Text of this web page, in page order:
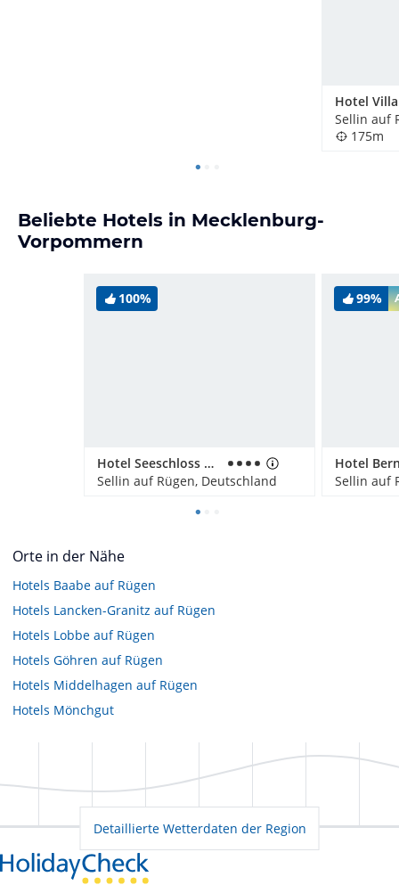
Hotel
Sellin auf
175m
Beliebte Hotels in Mecklenburg-
Vorpommern
100%
Hotel Seeschloss Sellin
Sellin auf Rügen, Deutschland
99%
Sellin auf
Orte in der Nähe
Hotels Baabe auf Rügen
Hotels Lancken-Granitz auf Rügen
Hotels Lobbe auf Rügen
Hotels Göhren auf Rügen
Hotels Middelhagen auf Rügen
Hotels Mönchgut
Detaillierte Wetterdaten der Region